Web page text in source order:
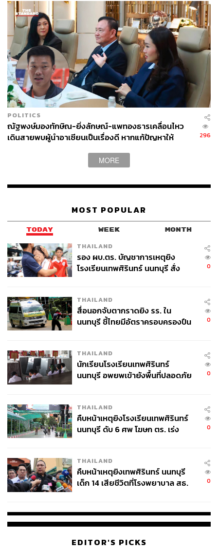
POLITICS
ณัฐพงษ์มองทักษิณ-ยิ่งลักษณ์-แพทองธารเคลื่อนไหว
เดินสายพบผู้นำอาเซียนเป็นเรื่องดี หากแก้ปัญหาให้
296
MORE
MOST POPULAR
TODAY WEEK MONTH
THAILAND
รอง ผบ.ตร. บัญชาการเหตุยิง
โรงเรียนเทพศิรินทร์ นนทบุรี สั่ง
0
THAILAND
สื่อนอกจับตากราดยิง รร. ใน
นนทบุรี ชี้ไทยมีอัตราครอบครองปืน
0
THAILAND
นักเรียนโรงเรียนเทพศิรินทร์
นนทบุรี อพยพเข้ายังพื้นที่ปลอดภัย
0
THAILAND
คืบหน้าเหตุยิงโรงเรียนเทพศิรินทร์
นนทบุรี ดับ 6 ศพ โฆษก ตร. เร่ง
0
THAILAND
คืบหน้าเหตุยิงเทพศิรินทร์ นนทบุรี
เด็ก 14 เสียชีวิตที่โรงพยาบาล สธ.
0
EDITOR'S PICKS